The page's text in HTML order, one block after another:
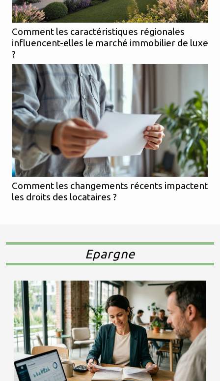
Comment les caractéristiques régionales
influencent-elles le marché immobilier de luxe
?
Comment les changements récents impactent
les droits des locataires ?
Epargne